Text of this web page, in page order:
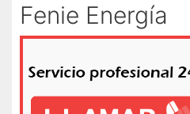
Fenie Energía